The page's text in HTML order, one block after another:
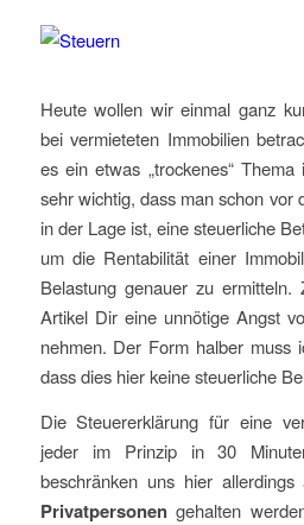
Heute wollen wir einmal ganz
bei vermieteten Immobilien
es ein etwas „trockenes“
sehr wichtig, dass man schon vor
in der Lage ist, eine steuerliche
um die Rentabilität einer
Belastung genauer zu
Artikel Dir eine unnötige Angst
nehmen. Der Form halber muss
dass dies hier keine steuerliche
Die Steuererklärung für eine
jeder im Prinzip in 30
beschränken uns hier
Privatpersonengehalten